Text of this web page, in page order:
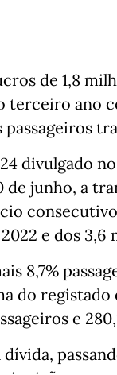
de 1,8
terceiro ano
divulgado
de junho, a
e dos 3,6
8,7%
do registado
e